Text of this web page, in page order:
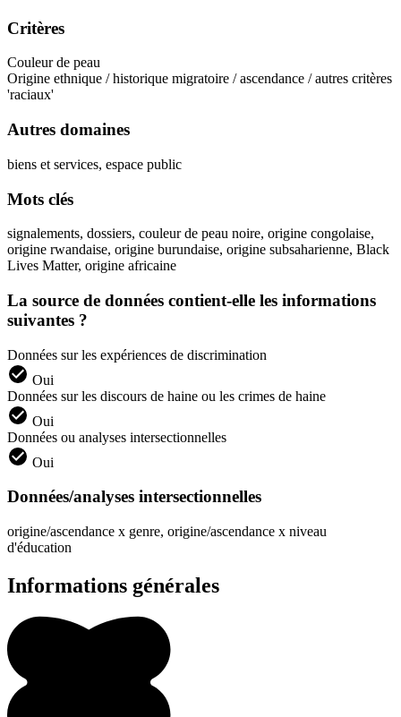
Critères
Couleur de peau
Origine ethnique / historique migratoire / ascendance / autres critères
'raciaux'
Autres domaines
biens et services, espace public
Mots clés
signalements, dossiers, couleur de peau noire, origine congolaise,
origine rwandaise, origine burundaise, origine subsaharienne, Black
Lives Matter, origine africaine
La source de données contient-elle les informations
suivantes ?
Données sur les expériences de discrimination
Oui
Données sur les discours de haine ou les crimes de haine
Oui
Données ou analyses intersectionnelles
Oui
Données/analyses intersectionnelles
origine/ascendance x genre, origine/ascendance x niveau
d'éducation
Informations générales